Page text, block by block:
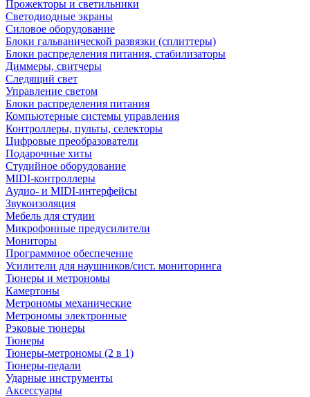
Прожекторы и светильники
Светодиодные экраны
Силовое оборудование
Блоки гальванической развязки (сплиттеры)
Блоки распределения питания, стабилизаторы
Диммеры, свитчеры
Следящий свет
Управление светом
Блоки распределения питания
Компьютерные системы управления
Контроллеры, пульты, селекторы
Цифровые преобразователи
Подарочные хиты
Студийное оборудование
MIDI-контроллеры
Аудио- и MIDI-интерфейсы
Звукоизоляция
Мебель для студии
Микрофонные предусилители
Мониторы
Программное обеспечение
Усилители для наушников/сист. мониторинга
Тюнеры и метрономы
Камертоны
Метрономы механические
Метрономы электронные
Рэковые тюнеры
Тюнеры
Тюнеры-метрономы (2 в 1)
Тюнеры-педали
Ударные инструменты
Аксессуары